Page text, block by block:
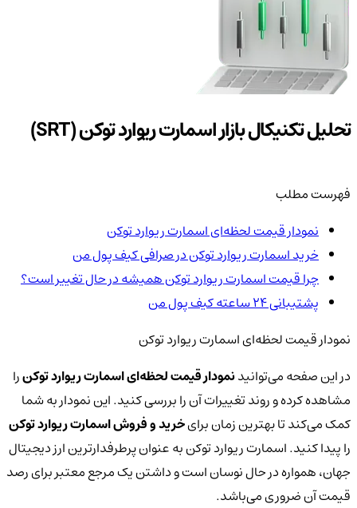
تحلیل تکنیکال بازار اسمارت ریوارد توکن (SRT)
فهرست مطلب
نمودار قیمت لحظه‌ای اسمارت ریوارد توکن
خرید اسمارت ریوارد توکن در صرافی کیف پول من
چرا قیمت اسمارت ریوارد توکن همیشه در حال تغییر است؟
پشتیبانی ۲۴ ساعته کیف پول من
نمودار قیمت لحظه‌ای اسمارت ریوارد توکن
در این صفحه می‌توانیدنمودار قیمت لحظه‌ای اسمارت ریوارد توکنرا
مشاهده کرده و روند تغییرات آن را بررسی کنید. این نمودار به شما
کمک می‌کند تا بهترین زمان برایخرید و فروش اسمارت ریوارد توکن
را پیدا کنید. اسمارت ریوارد توکن به عنوان پرطرفدارترین ارز دیجیتال
جهان، همواره در حال نوسان است و داشتن یک مرجع معتبر برای رصد
قیمت آن ضروری می‌باشد.